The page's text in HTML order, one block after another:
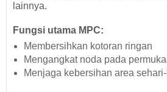
lainnya.
Fungsi utama MPC:
Membersihkan kotoran ringan
Mengangkat noda pada
Menjaga kebersihan area